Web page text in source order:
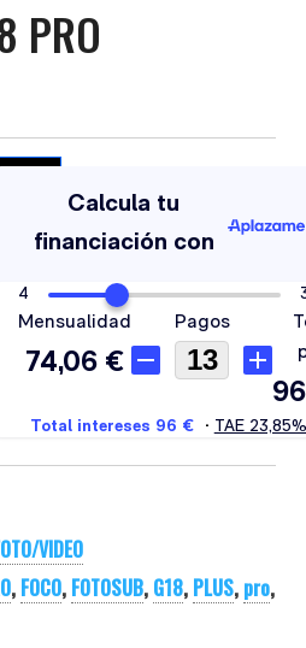
PRO
VIDEO
, FOCO, FOTOSUB, G18, PLUS, pro,